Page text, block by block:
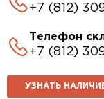
+7 (812)
Телефон
+7 (812)
УЗНАТЬ